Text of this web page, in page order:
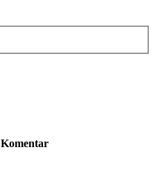
pada
Komentar